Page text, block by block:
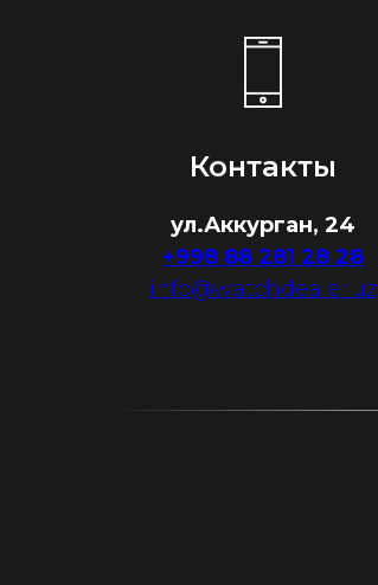
Контакты
ул.Аккурган, 24
+998 88 281 28 28
info@watchdealer.uz